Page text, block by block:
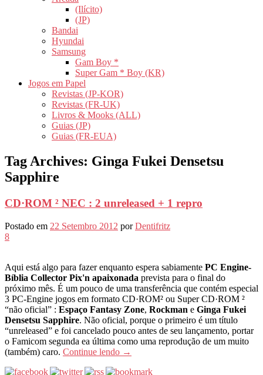
(Ilícito)
(JP)
Bandai
Hyundai
Samsung
Gam Boy *
Super Gam * Boy (KR)
Jogos em Papel
Revistas (JP-KOR)
Revistas (FR-UK)
Livros & Mooks (ALL)
Guias (JP)
Guias (FR-EUA)
Tag Archives: Ginga Fukei Densetsu
Sapphire
CD·ROM ² NEC : 2 unreleased + 1 repro
Postado em 22 Setembro 2012 porDentifritz
8
Aqui está algo para fazer enquanto espera sabiamente PC Engine-
Bíblia Collector Pix'n apaixonada prevista para o final do
próximo mês. É um pouco de uma transferência que contém especial
3 PC-Engine jogos em formato CD·ROM² ou Super CD·ROM ²
“não oficial” : Espaço Fantasy Zone, Rockman e Ginga Fukei
Densetsu Sapphire. Não oficial, porque o primeiro é um título
“unreleased” e foi cancelado pouco antes de seu lançamento, portar
o Famicom segunda ea última como uma reprodução de um muito
(também) caro. Continue lendo →